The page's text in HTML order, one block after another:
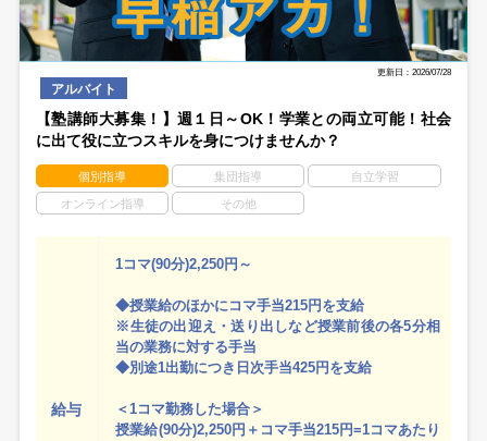
更新日：2026/07/28
アルバイト
【塾講師大募集！】週１日～OK！学業との両立可能！社会
に出て役に立つスキルを身につけませんか？
個別指導 集団指導 自立学習
オンライン指導 その他
給与
1コマ(90分)2,250円～
◆授業給のほかにコマ手当215円を支給
※生徒の出迎え・送り出しなど授業前後の各5分相
当の業務に対する手当
◆別途1出勤につき日次手当425円を支給
＜1コマ勤務した場合＞
授業給(90分)2,250円＋コマ手当215円=1コマあたり